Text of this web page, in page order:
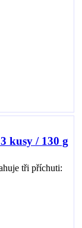
kusy / 130 g
tři příchuti: